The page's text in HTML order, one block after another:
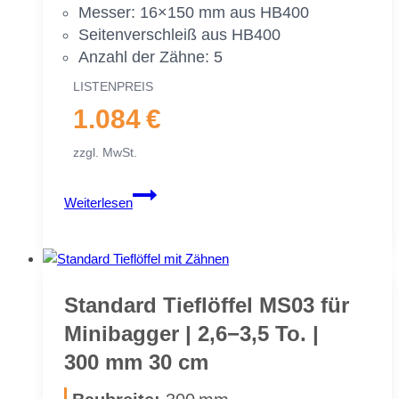
Mes­ser: 16×150 mm aus HB400
Sei­ten­ver­schleiß aus HB400
An­zahl der Zäh­ne: 5
LIS­TEN­PREIS
1.084 €
zzgl. MwSt.
Weiterlesen
Stan­
dard
löf­
MS03
Lock
für
Stan­dard Tief­löf­fel MS03 für
Mi­ni­bag­ger | 2,6−3,5 To. |
300 mm 30 cm